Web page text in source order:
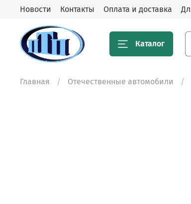
Новости Контакты Оплата и доставка
Каталог
Главная Отечественные автомобили